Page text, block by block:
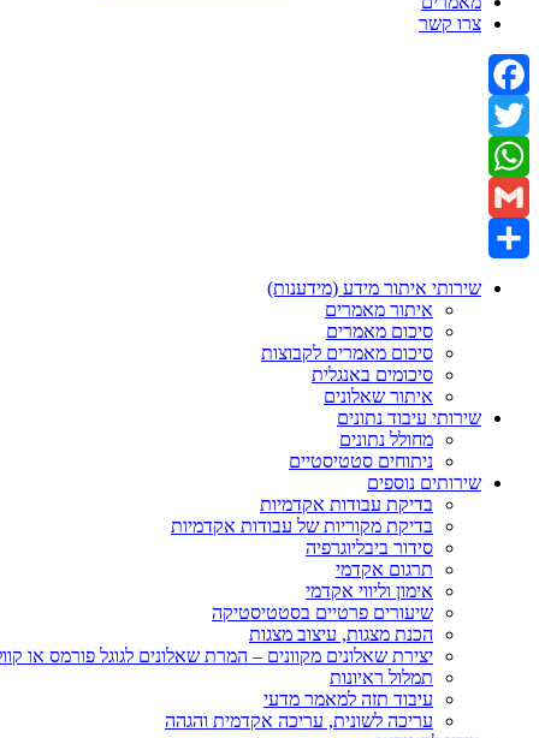
צרו קשר
Facebook
Twitter
WhatsApp
Gmail
שירותי איתור מידע (מידענות)
איתור מאמרים
סיכום מאמרים
סיכום מאמרים לקבוצות
סיכומים באנגלית
איתור שאלונים
שירותי עיבוד נתונים
מחולל נתונים
ניתוחים סטטיסטיים
שירותים נוספים
בדיקת עבודות אקדמיות
בדיקת מקוריות של עבודות אקדמיות
סידור ביבליוגרפיה
תרגום אקדמי
אימון וליווי אקדמי
שיעורים פרטיים בסטטיסטיקה
הכנת מצגות, עיצוב מצגות
יצירת שאלונים מקוונים – המרת שאלונים לגוגל פורמס או
תמלול ראיונות
עיבוד תזה למאמר מדעי
עריכה לשונית, עריכה אקדמית והגהה